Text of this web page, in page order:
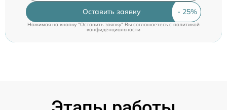
Оставить заявку
Нажимая на кнопку "Оставить заявку" Вы соглашаетесь cполитикой
конфиденциальности